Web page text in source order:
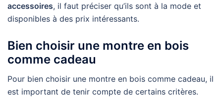
accessoires, il faut préciser qu’ils sont à la mode et
disponibles à des prix intéressants.
Bien choisir une montre en bois
comme cadeau
Pour bien choisir une montre en bois comme cadeau, il
est important de tenir compte de certains critères.